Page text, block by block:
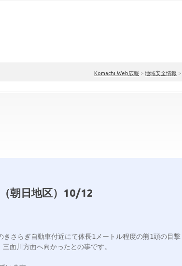
Komachi Web広報 > 地域安全情報 >
朝日地区）10/12
さらぎ自動車付近にて体長1メートル程度の熊1頭の目撃
面川方面へ向かったとの事です。